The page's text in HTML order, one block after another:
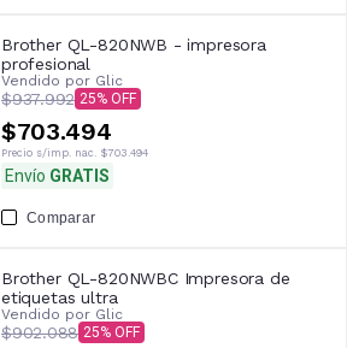
Brother QL-820NWB - impresora
profesional
Vendido por Glic
$937.992 25
$703.494
Precio s/imp. nac. $703.494
Envío GRATIS
Comparar
Brother QL-820NWBC Impresora de
etiquetas ultra
Vendido por Glic
$902.088 25